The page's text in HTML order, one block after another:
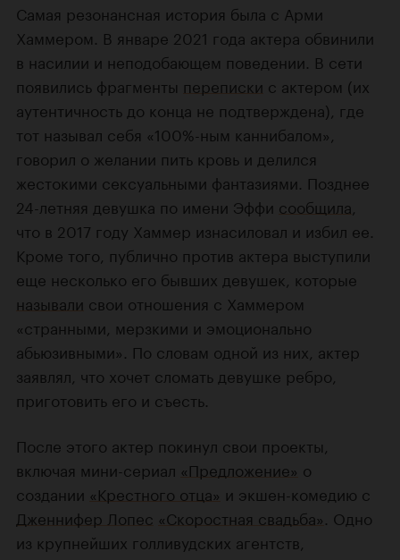
Самая резонансная история была с Арми
Хаммером. В январе 2021 года актера обвинили
в насилии и неподобающем поведении. В сети
появились фрагменты переписки с актером (их
аутентичность до конца не подтверждена), где
тот называл себя «100%-ным каннибалом»,
говорил о желании пить кровь и делился
жестокими сексуальными фантазиями. Позднее
24-летняя девушка по имени Эффи сообщила,
что в 2017 году Хаммер изнасиловал и избил ее.
Кроме того, публично против актера выступили
еще несколько его бывших девушек, которые
называли свои отношения с Хаммером
«странными, мерзкими и эмоционально
абьюзивными». По словам одной из них, актер
заявлял, что хочет сломать девушке ребро,
приготовить его и съесть.
После этого актер покинул свои проекты,
включая мини-сериал «Предложение» о
создании «Крестного отца» и экшен-комедию с
Дженнифер Лопес «Скоростная свадьба». Одно
из крупнейших голливудских агентств,